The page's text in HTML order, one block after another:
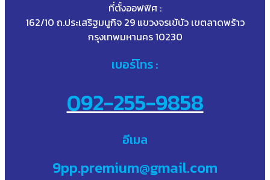
ที่ตั้งออฟฟิศ :
162/10 ถ.ประเสริฐมนูกิจ 29 แขวงจรเข้บัว เขตลาดพร้าว
กรุงเทพมหานคร 10230
เบอร์โทร :
092-255-9858
อีเมล
9pp.premium@gmail.com